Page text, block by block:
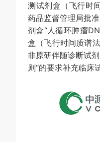
测试剂盒（飞行时
药品监督管理局批
剂盒“人循环肿瘤
盒（飞行时间质谱
非原研伴随诊断试
则“的要求补充临床